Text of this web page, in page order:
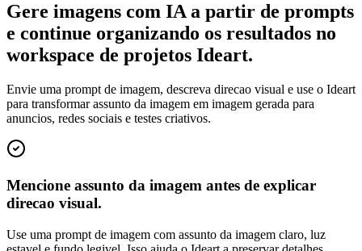
Gere imagens com IA a partir de prompts
e continue organizando os resultados no
workspace de projetos Ideart.
Envie uma prompt de imagem, descreva direcao visual e use o Ideart
para transformar assunto da imagem em imagem gerada para
anuncios, redes sociais e testes criativos.
Mencione assunto da imagem antes de explicar
direcao visual.
Use uma prompt de imagem com assunto da imagem claro, luz